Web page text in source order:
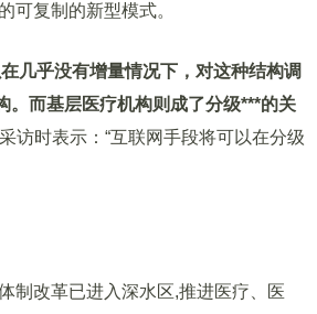
可复制的新型模式。
几乎没有增量情况下，对这种结构调
。而基层医疗机构则成了分级***的关
访时表示：“互联网手段将可以在分级
改革已进入深水区,推进医疗、医